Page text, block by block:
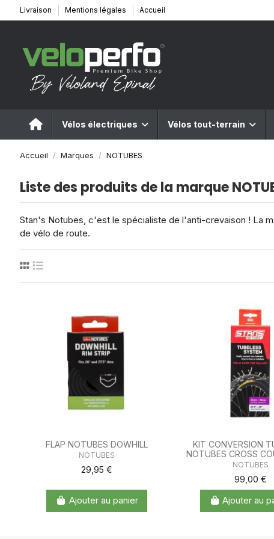
Livraison Mentions légales Accueil
Vélos électriques Vélos tout-terrain
Accueil Marques NOTUBES
Liste des produits de la marque
Stan's Notubes, c'est le spécialiste de l'anti-crevaison ! La
de vélo de route.
FLAP NOTUBES DOWHILL
NOTUBES
29,95 €
Ajouter au panier
KIT CONVERSION
NOTUBES CROSS
NOTUBES
99,00 €
Ajouter au